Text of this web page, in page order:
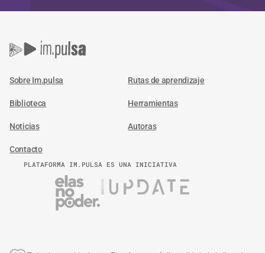
Sobre Im.pulsa Rutas de aprendizaje
Biblioteca Herramientas
Noticias Autoras
Contacto
PLATAFORMA IM.PULSA ES UNA INICIATIVA